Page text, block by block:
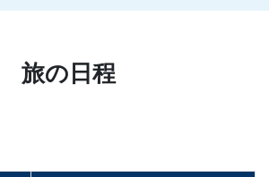
旅の日程